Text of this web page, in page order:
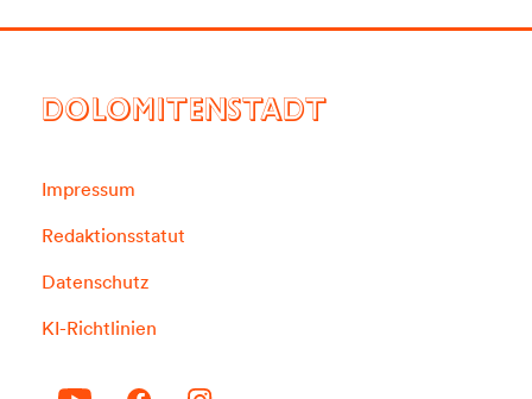
DOLOMITENSTADT
Impressum
Redaktionsstatut
Datenschutz
KI-Richtlinien